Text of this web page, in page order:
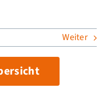
Weiter